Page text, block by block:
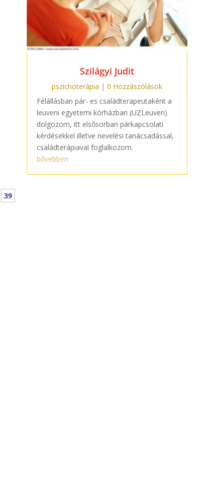
Szilágyi Judit
pszichoterápia | 0 Hozzászólások
Félállásban pár- es családterapeutaként a
leuveni egyetemi kórházban (UZLeuven)
dolgozom, itt elsősorban párkapcsolati
kérdésekkel illetve nevelési tanácsadással,
családterápiaval foglalkozom.
bővebben
39